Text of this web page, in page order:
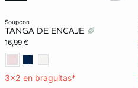
soupcon
TANGA DE ENCAJE
16,99 €
3x2 en braguitas*